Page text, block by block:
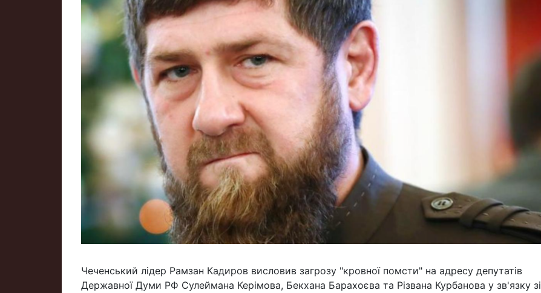
Чеченський лідер Рамзан Кадиров висловив загрозу "кровної помсти" на адресу депутатів
Державної Думи РФ Сулеймана Керімова, Бекхана Барахоєва та Різвана Курбанова у зв'язку зі